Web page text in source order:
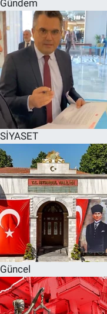
Gündem
SİYASET
Güncel
SPOR
RESMİ İLANLAR